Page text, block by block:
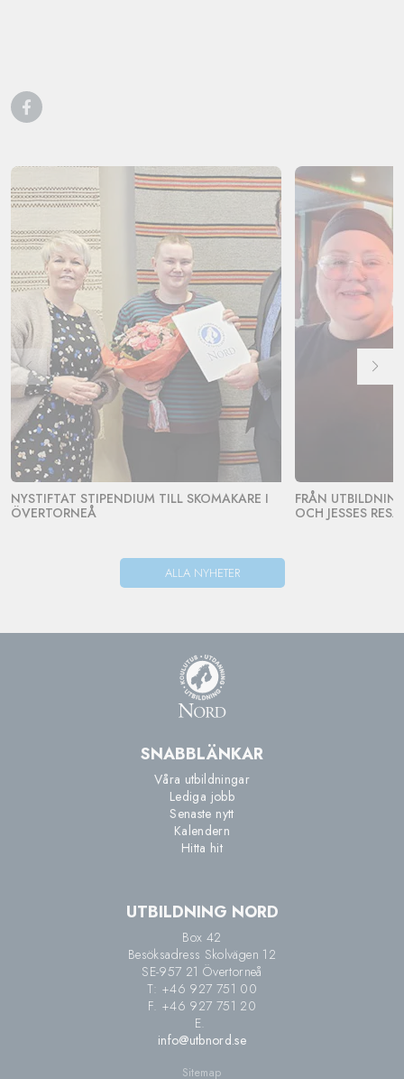
NYSTIFTAT STIPENDIUM TILL SKOMAKARE I
ÖVERTORNEÅ
FRÅN
OCH JESSES RESA.
ALLA NYHETER
SNABBLÄNKAR
Våra utbildningar
Lediga jobb
Senaste nytt
Kalendern
Hitta hit
UTBILDNING NORD
Box 42
Besöksadress Skolvägen 12
SE-957 21 Övertorneå
T: +46 927 751 00
F. +46 927 751 20
E.
info@utbnord.se
Sitemap